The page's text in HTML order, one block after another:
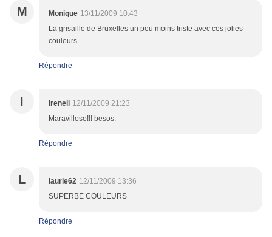
M Monique 13/11/2009 10:43
La grisaille de Bruxelles un peu moins triste avec ces jolies
couleurs...
Répondre
I ireneli 12/11/2009 21:23
Maravilloso!!! besos.
Répondre
L laurie62 12/11/2009 13:36
SUPERBE COULEURS
Répondre